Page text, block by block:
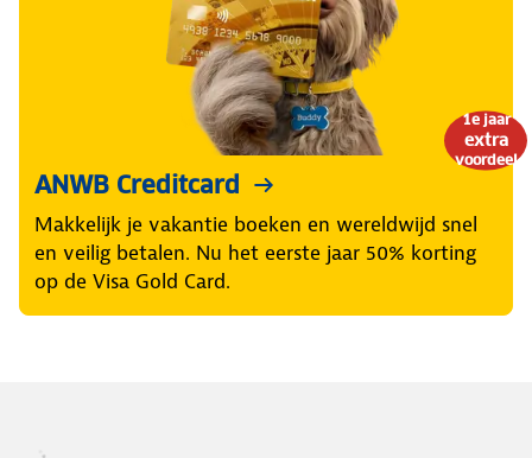
1e jaar
extra
voordeel
ANWB Creditcard
Makkelijk je vakantie boeken en wereldwijd snel
en veilig betalen. Nu het eerste jaar 50% korting
op de Visa Gold Card.